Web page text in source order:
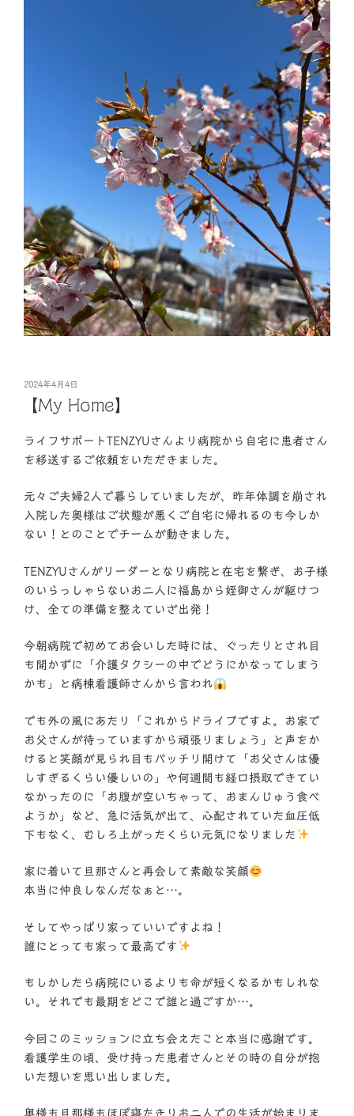
投
日:
2024年4月4日
【My Home】
ライフサポートTENZYUさんより病院から自宅に患者さん
を移送するご依頼をいただきました。
元々ご夫婦2人で暮らしていましたが、昨年体調を崩され
入院した奥様はご状態が悪くご自宅に帰れるのも今しか
ない！とのことでチームが動きました。
TENZYUさんがリーダーとなり病院と在宅を繋ぎ、お子様
のいらっしゃらないお二人に福島から姪御さんが駆けつ
け、全ての準備を整えていざ出発！
今朝病院で初めてお会いした時には、ぐったりとされ目
も開かずに「介護タクシーの中でどうにかなってしまう
かも」と病棟看護師さんから言われ
でも外の風にあたり「これからドライブですよ。お家で
お父さんが待っていますから頑張りましょう」と声をか
けると笑顔が見られ目もパッチリ開けて「お父さんは優
しすぎるくらい優しいの」や何週間も経口摂取できてい
なかったのに「お腹が空いちゃって、おまんじゅう食べ
ようか」など、急に活気が出て、心配されていた血圧低
下もなく、むしろ上がったくらい元気になりました
家に着いて旦那さんと再会して素敵な笑顔
本当に仲良しなんだなぁと…。
そしてやっぱり家っていいですよね！
誰にとっても家って最高です
もしかしたら病院にいるよりも命が短くなるかもしれな
い。それでも最期をどこで誰と過ごすか…。
今回このミッションに立ち会えたこと本当に感謝です。
看護学生の頃、受け持った患者さんとその時の自分が抱
いた想いを思い出しました。
奥様も旦那様もほぼ寝たきりお二人での生活が始まりま